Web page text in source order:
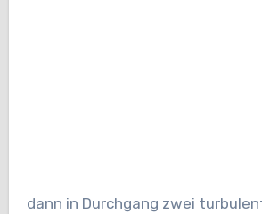
dann in Durchgang zwei